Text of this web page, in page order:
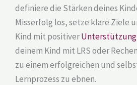
definiere die Stärken deines
Misserfolg los, setze klare Ziele
Kind mit positiverUnterstützung
deinem Kind mit LRS oder
zu einem erfolgreichen und
Lernprozess zu ebnen.